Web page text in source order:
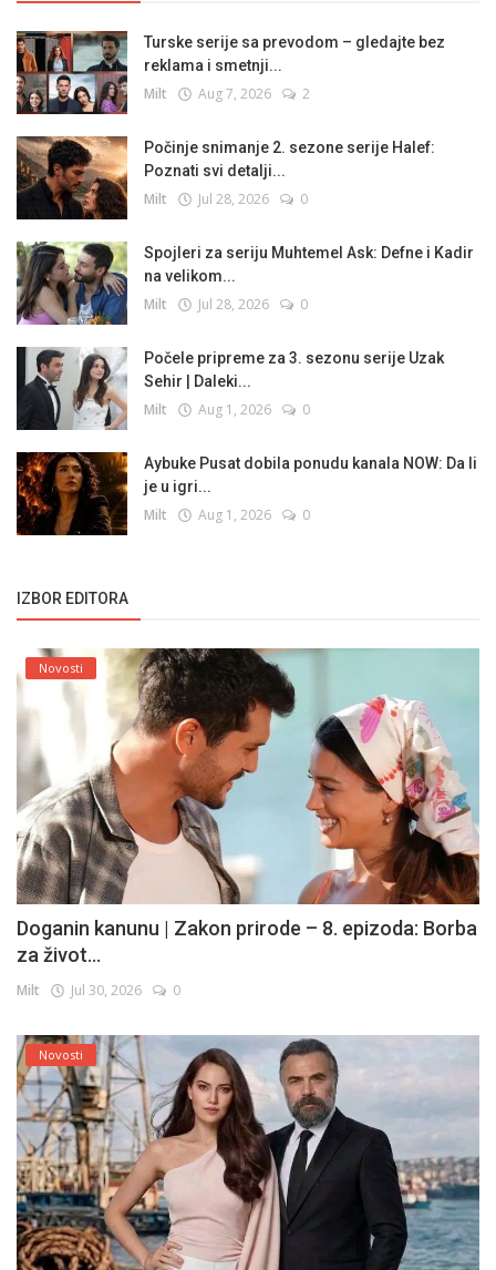
Turske serije sa prevodom – gledajte bez
reklama i smetnji...
Milt Aug 7, 2026 2
Počinje snimanje 2. sezone serije Halef:
Poznati svi detalji...
Milt Jul 28, 2026 0
Spojleri za seriju Muhtemel Ask: Defne i Kadir
na velikom...
Milt Jul 28, 2026 0
Počele pripreme za 3. sezonu serije Uzak
Sehir | Daleki...
Milt Aug 1, 2026 0
Aybuke Pusat dobila ponudu kanala NOW: Da li
je u igri...
Milt Aug 1, 2026 0
IZBOR EDITORA
Novosti
Doganin kanunu | Zakon prirode – 8. epizoda: Borba
za život...
Milt Jul 30, 2026 0
Novosti